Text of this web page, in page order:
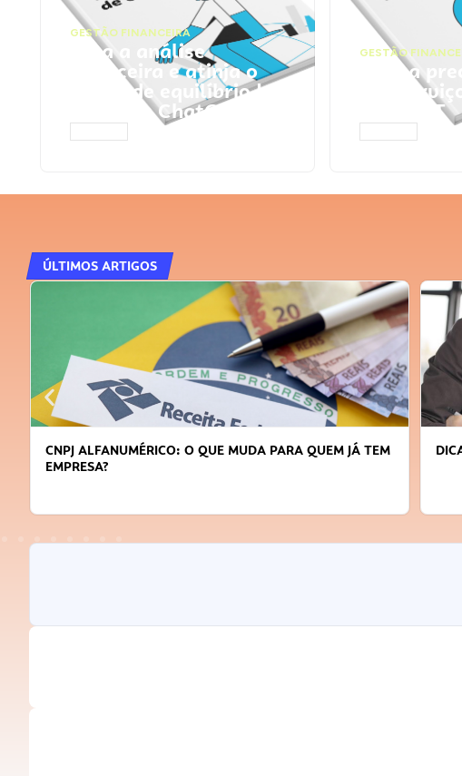
GESTÃO FINANCEIRA
Faça a análise
financeira e atinja o
ponto de equilíbrio |
Prompts ChatGPT
GESTÃO
Faça a
seu
ChatGPT
ÚLTIMOS ARTIGOS
DICAS PARA OBTER CRÉDITO